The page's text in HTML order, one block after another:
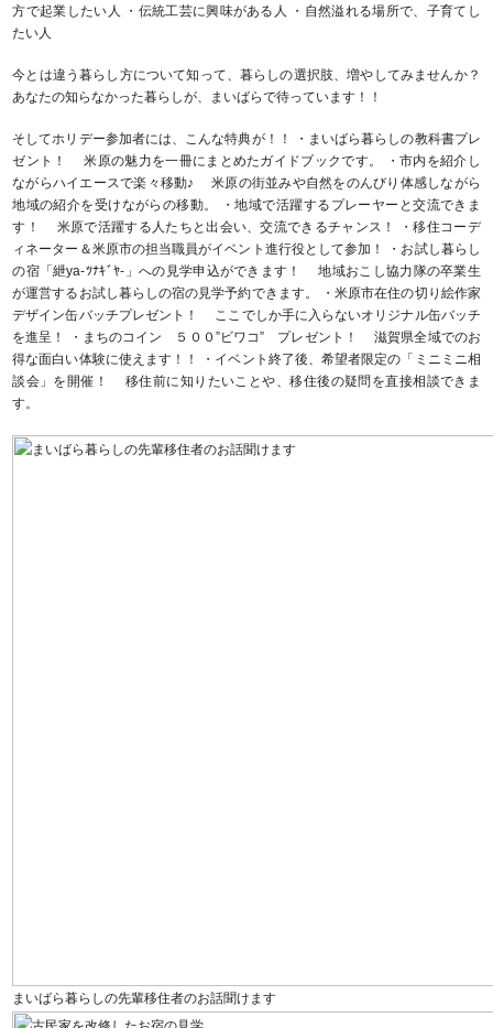
方で起業したい人 ・伝統工芸に興味がある人 ・自然溢れる場所で、子育てし
たい人
今とは違う暮らし方について知って、暮らしの選択肢、増やしてみませんか？
あなたの知らなかった暮らしが、まいばらで待っています！！
そしてホリデー参加者には、こんな特典が！！ ・まいばら暮らしの教科書プレ
ゼント！ 米原の魅力を一冊にまとめたガイドブックです。 ・市内を紹介し
ながらハイエースで楽々移動♪ 米原の街並みや自然をのんびり体感しながら
地域の紹介を受けながらの移動。 ・地域で活躍するプレーヤーと交流できま
す！ 米原で活躍する人たちと出会い、交流できるチャンス！ ・移住コーデ
ィネーター＆米原市の担当職員がイベント進行役として参加！ ・お試し暮らし
の宿「紲ya-ﾂﾅｷﾞﾔ-」への見学申込ができます！ 地域おこし協力隊の卒業生
が運営するお試し暮らしの宿の見学予約できます。 ・米原市在住の切り絵作家
デザイン缶バッチプレゼント！ ここでしか手に入らないオリジナル缶バッチ
を進呈！ ・まちのコイン ５００”ビワコ” プレゼント！ 滋賀県全域でのお
得な面白い体験に使えます！！ ・イベント終了後、希望者限定の「ミニミニ相
談会」を開催！ 移住前に知りたいことや、移住後の疑問を直接相談できま
す。
まいばら暮らしの先輩移住者のお話聞けます